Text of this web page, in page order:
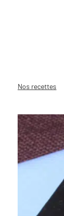
Nos recettes